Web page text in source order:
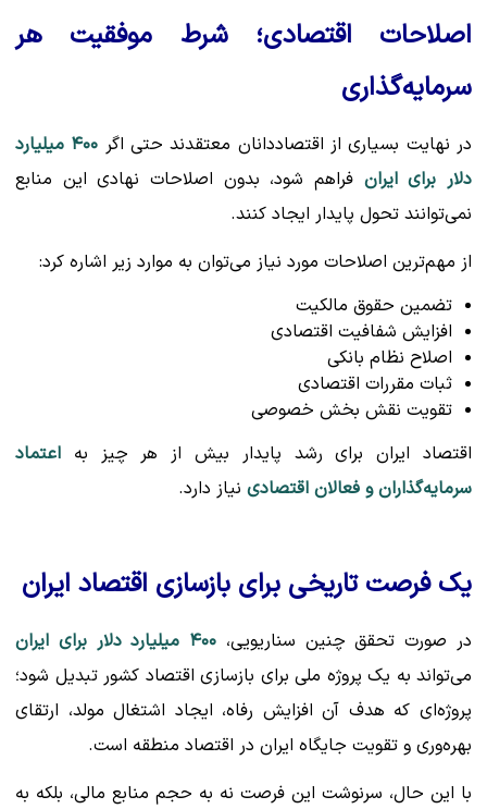
اصلاحات اقتصادی؛ شرط موفقیت هر
سرمایه‌گذاری
در نهایت بسیاری از اقتصاددانان معتقدند حتی اگر
۴۰۰ میلیارد
دلار برای ایران فراهم شود، بدون اصلاحات نهادی این منابع
نمی‌توانند تحول پایدار ایجاد کنند.
از مهم‌ترین اصلاحات مورد نیاز می‌توان به موارد زیر اشاره کرد:
تضمین حقوق مالکیت
افزایش شفافیت اقتصادی
اصلاح نظام بانکی
ثبات مقررات اقتصادی
تقویت نقش بخش خصوصی
اقتصاد ایران برای رشد پایدار بیش از هر چیز به اعتماد
سرمایه‌گذاران و فعالان اقتصادی نیاز دارد.
یک فرصت تاریخی برای بازسازی اقتصاد ایران
در صورت تحقق چنین سناریویی، ۴۰۰ میلیارد دلار برای ایران
می‌تواند به یک پروژه ملی برای بازسازی اقتصاد کشور تبدیل شود؛
پروژه‌ای که هدف آن افزایش رفاه، ایجاد اشتغال مولد، ارتقای
بهره‌وری و تقویت جایگاه ایران در اقتصاد منطقه است.
با این حال، سرنوشت این فرصت نه به حجم منابع مالی، بلکه به